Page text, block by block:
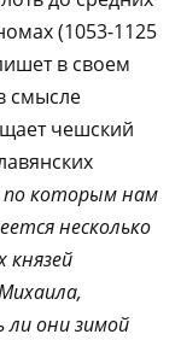
(1053-1125
в своем
смысле
чешский
по которым нам
несколько
ли они зимой